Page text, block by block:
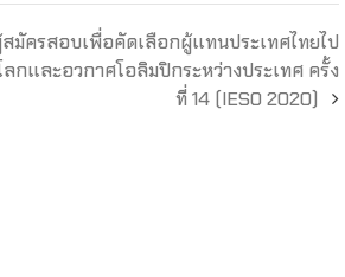
มัครสอบเพื่อคัดเลือกผู้แทนประเทศไทยไป
กและอวกาศโอลิมปิกระหว่างประเทศ ครั้ง
ที่ 14 (IESO 2020)